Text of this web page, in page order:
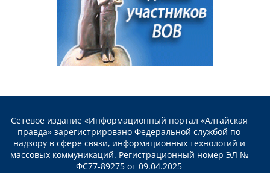
Сетевое издание «Информационный портал «Алтайская
правда» зарегистрировано Федеральной службой по
надзору в сфере связи, информационных технологий и
массовых коммуникаций. Регистрационный номер ЭЛ №
ФС77-89275 от 09.04.2025